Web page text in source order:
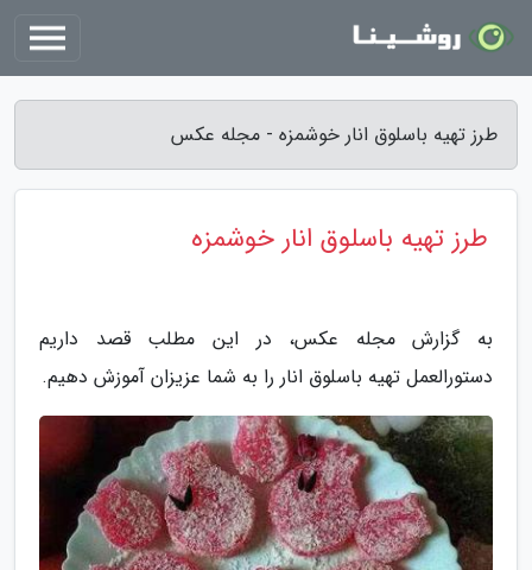
طرز تهیه باسلوق انار خوشمزه - مجله عکس
طرز تهیه باسلوق انار خوشمزه
به گزارش مجله عکس، در این مطلب قصد داریم
دستورالعمل تهیه باسلوق انار را به شما عزیزان آموزش دهیم.